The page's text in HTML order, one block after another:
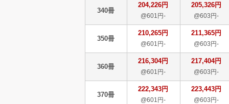
340冊
204,226円
@601円-
205,326円
@603円-
350冊
210,265円
@601円-
211,365円
@603円-
360冊
216,304円
@601円-
217,404円
@603円-
370冊
222,343円
@601円-
223,443円
@603円-